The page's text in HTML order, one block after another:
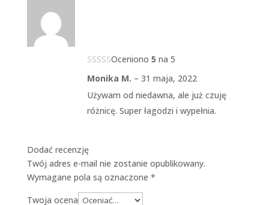
Oceniono 5 na 5
Monika M. – 31 maja, 2022
Używam od niedawna, ale już czuję
różnicę. Super łagodzi i wypełnia.
Dodać recenzję
Twój adres e-mail nie zostanie opublikowany.
Wymagane pola są oznaczone *
Twoja ocena